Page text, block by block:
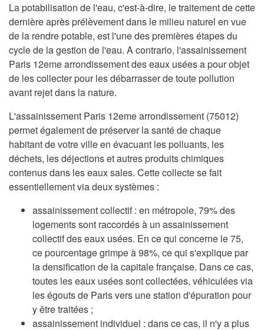
La potabilisation de l'eau, c'est-à-dire, le traitement de cette
dernière après prélèvement dans le milieu naturel en vue
de la rendre potable, est l'une des premières étapes du
cycle de la gestion de l'eau. A contrario, l'assainissement
Paris 12eme arrondissement des eaux usées a pour objet
de les collecter pour les débarrasser de toute pollution
avant rejet dans la nature.
L'assainissement Paris 12eme arrondissement (75012)
permet également de préserver la santé de chaque
habitant de votre ville en évacuant les polluants, les
déchets, les déjections et autres produits chimiques
contenus dans les eaux sales. Cette collecte se fait
essentiellement via deux systèmes :
assainissement collectif : en métropole, 79% des
logements sont raccordés à un assainissement
collectif des eaux usées. En ce qui concerne le 75,
ce pourcentage grimpe à 98%, ce qui s'explique par
la densification de la capitale française. Dans ce cas,
toutes les eaux usées sont collectées, véhiculées via
les égouts de Paris vers une station d'épuration pour
y être traitées ;
assainissement individuel : dans ce cas, il n'y a plus